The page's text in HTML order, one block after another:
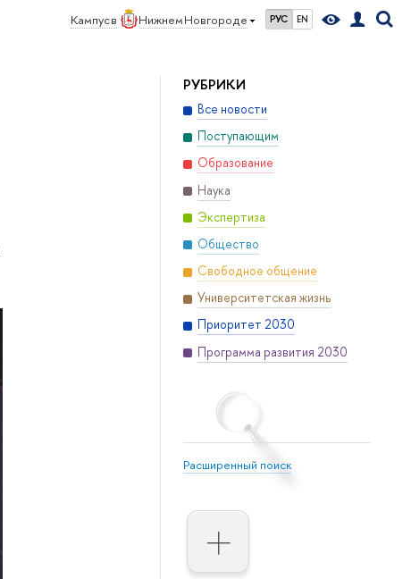
Кампус в Нижнем Новгороде РУС EN
РУБРИКИ
Все новости
Поступающим
Образование
Наука
Экспертиза
Общество
Свободное общение
Университетская жизнь
Приоритет 2030
Программа развития 2030
Расширенный поиск